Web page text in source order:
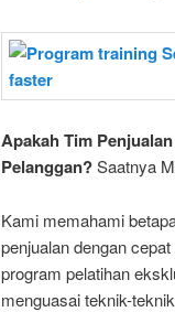
Apakah Tim
Pelanggan?Saatnya
Kami memahami
penjualan dengan
program pelatihan
menguasai teknik-